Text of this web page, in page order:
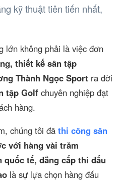
kỹ thuật tiên tiến nhất,
lớn không phải là việc đơn
thiết kế sân tập
Thành Ngọc Sport ra đời
tập Golf chuyên nghiệp đạt
hàng.
chúng tôi đã thi công sân
với hàng vài trăm
quốc tế, đẳng cấp thi đấu
là sự lựa chọn hàng đấu